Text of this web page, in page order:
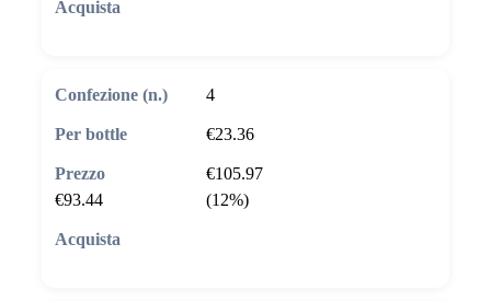
4
€23.36
€105.97
€93.44
(12%)